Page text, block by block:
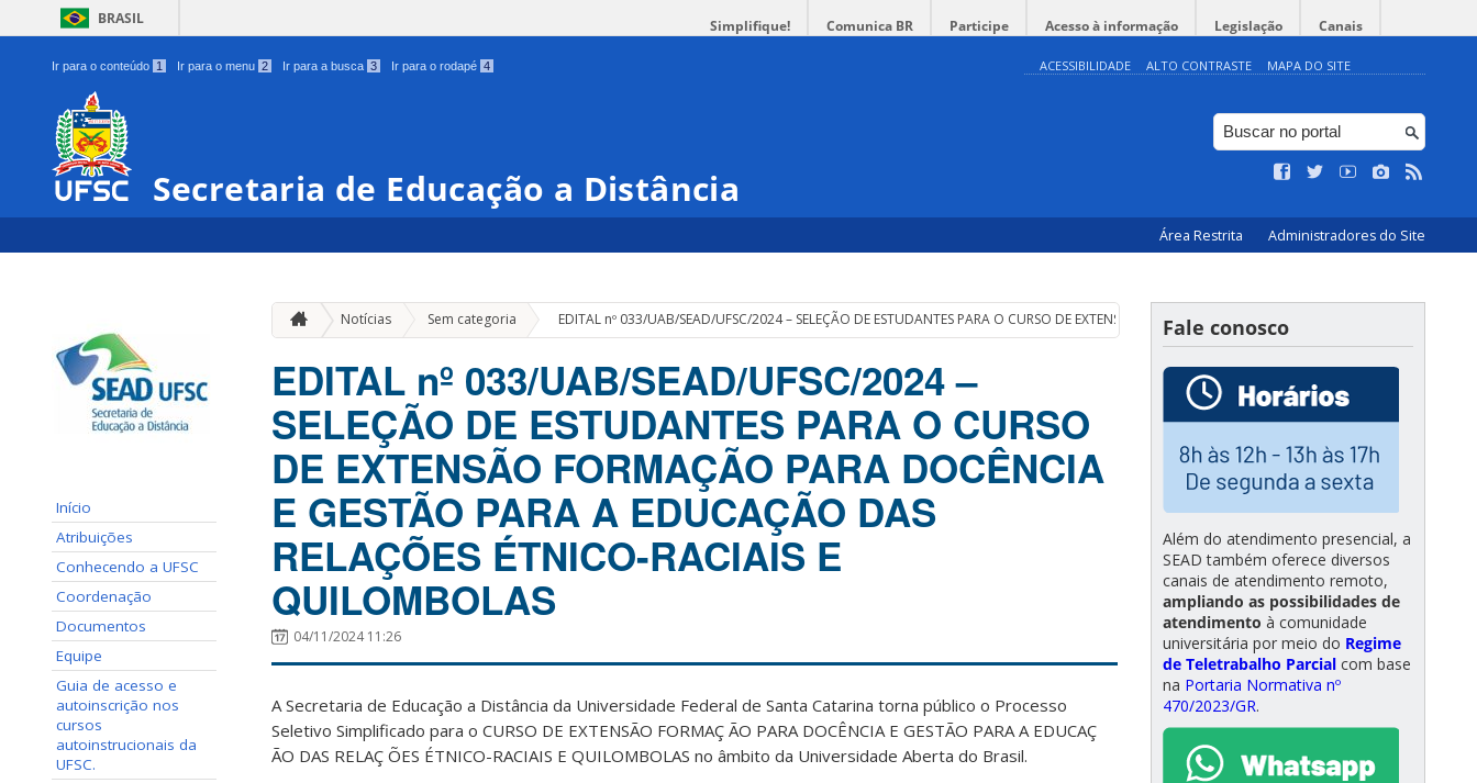
BRASIL Simplifique! Comunica BR Participe Acesso à informação Legislação Canais
Ir para o conteúdo 1 Ir para o menu 2 Ir para a busca 3 Ir para o rodapé 4 ACESSIBILIDADE ALTO CONTRASTE MAPA DO SITE
Secretaria de Educação a Distância
Área Restrita Administradores do Site
Início
Atribuições
Conhecendo a UFSC
Coordenação
Documentos
Equipe
Guia de acesso e
autoinscrição nos
cursos
autoinstrucionais da
UFSC.
Notícias Sem categoria » EDITAL nº 033/UAB/SEAD/UFSC/2024 – SELEÇÃO DE ESTUDANTES PARA O CURSO DE EXTENSÃO FORMAÇÃO PARA DOCÊNCIA E GESTÃO PARA A
EDITAL nº 033/UAB/SEAD/UFSC/2024 –
SELEÇÃO DE ESTUDANTES PARA O CURSO
DE EXTENSÃO FORMAÇÃO PARA DOCÊNCIA
E GESTÃO PARA A EDUCAÇÃO DAS
RELAÇÕES ÉTNICO-RACIAIS E
QUILOMBOLAS
04/11/2024 11:26
A Secretaria de Educação a Distância da Universidade Federal de Santa Catarina torna público o Processo
Seletivo Simplificado para o CURSO DE EXTENSÃO FORMAÇ ÃO PARA DOCÊNCIA E GESTÃO PARA A EDUCAÇ
ÃO DAS RELAÇ ÕES ÉTNICO-RACIAIS E QUILOMBOLAS no âmbito da Universidade Aberta do Brasil.
Fale conosco
Além do atendimento presencial, a
SEAD também oferece diversos
canais de atendimento remoto,
ampliando as possibilidades de
atendimento à comunidade
universitária por meio do Regime
de Teletrabalho Parcial com base
na Portaria Normativa nº
470/2023/GR.